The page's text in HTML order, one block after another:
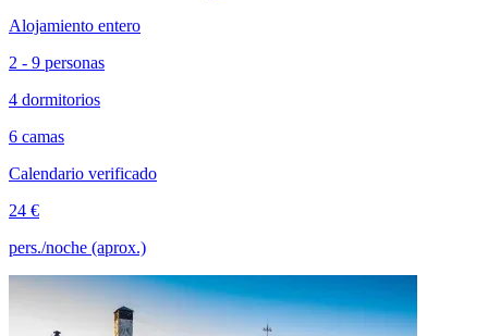
Alojamiento entero
2 - 9 personas
4 dormitorios
6 camas
Calendario verificado
24 €
pers./noche (aprox.)